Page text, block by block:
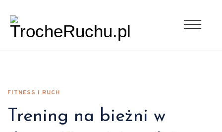
FITNESS I RUCH
Trening na bieżni w